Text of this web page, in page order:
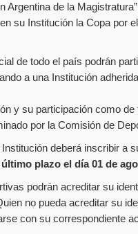
de la
su Institución la Copa por
de todo el país podrán
a una Institución
y su participación como
por la Comisión de
deberá inscribir a
último plazo el día 01 de
podrán acreditar su
no pueda acreditar su
con su correspondiente